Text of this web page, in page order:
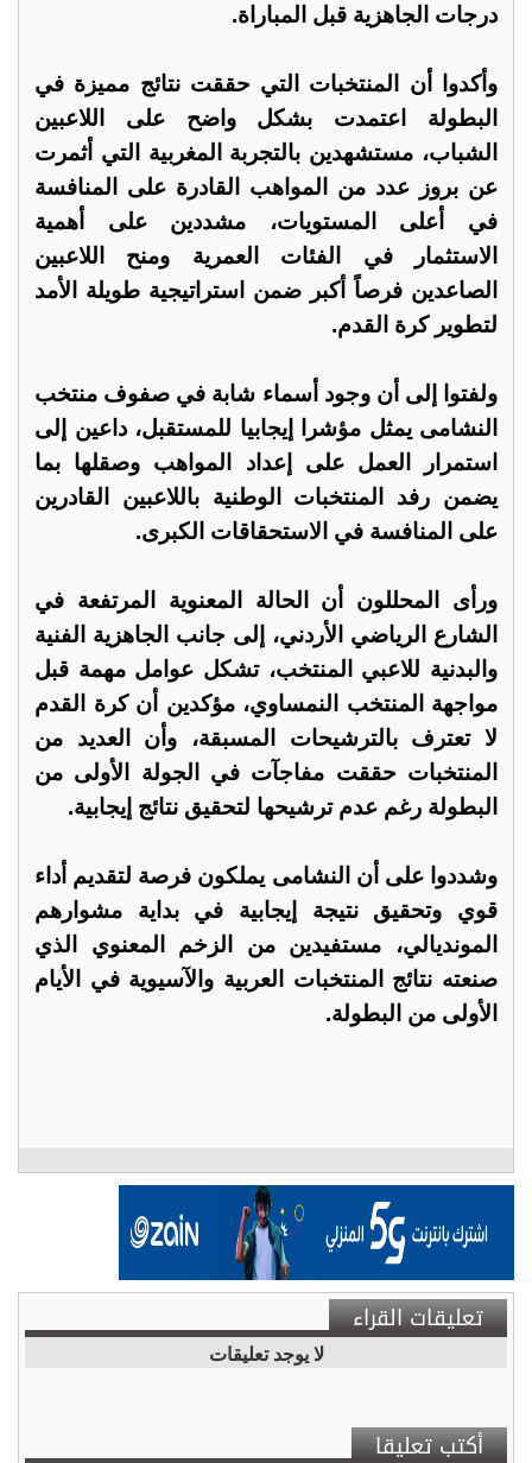
درجات الجاهزية قبل المباراة.
وأكدوا أن المنتخبات التي حققت نتائج مميزة في
البطولة اعتمدت بشكل واضح على اللاعبين
الشباب، مستشهدين بالتجربة المغربية التي أثمرت
عن بروز عدد من المواهب القادرة على المنافسة
في أعلى المستويات، مشددين على أهمية
الاستثمار في الفئات العمرية ومنح اللاعبين
الصاعدين فرصاً أكبر ضمن استراتيجية طويلة الأمد
لتطوير كرة القدم.
ولفتوا إلى أن وجود أسماء شابة في صفوف منتخب
النشامى يمثل مؤشرا إيجابيا للمستقبل، داعين إلى
استمرار العمل على إعداد المواهب وصقلها بما
يضمن رفد المنتخبات الوطنية باللاعبين القادرين
على المنافسة في الاستحقاقات الكبرى.
ورأى المحللون أن الحالة المعنوية المرتفعة في
الشارع الرياضي الأردني، إلى جانب الجاهزية الفنية
والبدنية للاعبي المنتخب، تشكل عوامل مهمة قبل
مواجهة المنتخب النمساوي، مؤكدين أن كرة القدم
لا تعترف بالترشيحات المسبقة، وأن العديد من
المنتخبات حققت مفاجآت في الجولة الأولى من
البطولة رغم عدم ترشيحها لتحقيق نتائج إيجابية.
وشددوا على أن النشامى يملكون فرصة لتقديم أداء
قوي وتحقيق نتيجة إيجابية في بداية مشوارهم
المونديالي، مستفيدين من الزخم المعنوي الذي
صنعته نتائج المنتخبات العربية والآسيوية في الأيام
الأولى من البطولة.
تعليقات القراء
لا يوجد تعليقات
أكتب تعليقا